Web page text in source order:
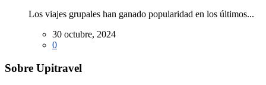
Los viajes grupales han ganado popularidad en los últimos...
30 octubre, 2024
0
Sobre Upitravel